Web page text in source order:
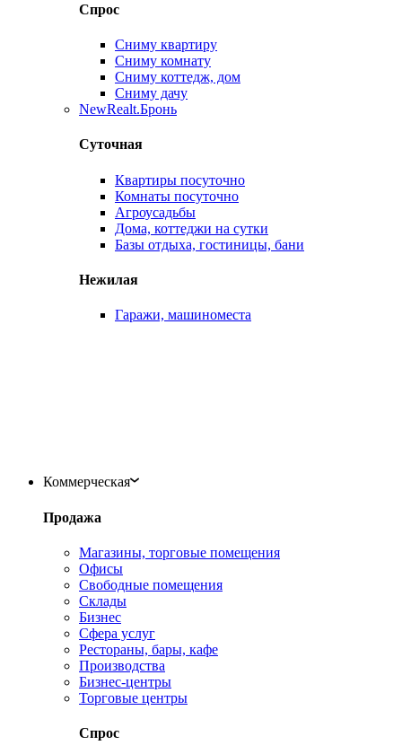
Спрос
Сниму квартиру
Сниму комнату
Сниму коттедж, дом
Сниму дачу
NewRealt.Бронь
Суточная
Квартиры посуточно
Комнаты посуточно
Агроусадьбы
Дома, коттеджи на сутки
Базы отдыха, гостиницы, бани
Нежилая
Гаражи, машиноместа
Коммерческая
Продажа
Магазины, торговые помещения
Офисы
Свободные помещения
Склады
Бизнес
Сфера услуг
Рестораны, бары, кафе
Производства
Бизнес-центры
Торговые центры
Спрос